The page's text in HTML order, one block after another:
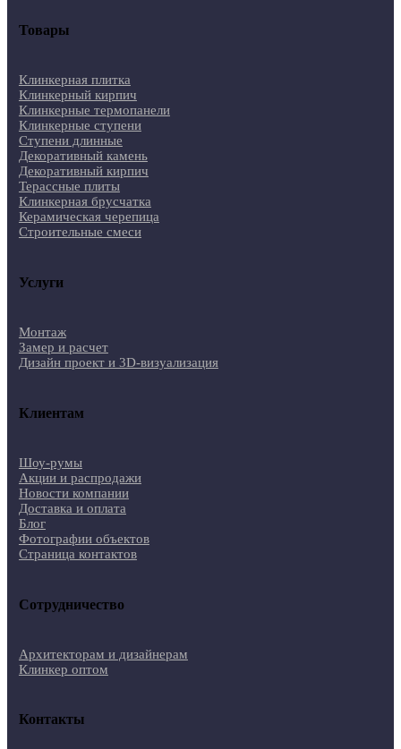
Товары
Клинкерная плитка
Клинкерный кирпич
Клинкерные термопанели
Клинкерные ступени
Ступени длинные
Декоративный камень
Декоративный кирпич
Терассные плиты
Клинкерная брусчатка
Керамическая черепица
Строительные смеси
Услуги
Монтаж
Замер и расчет
Дизайн проект и 3D-визуализация
Клиентам
Шоу-румы
Акции и распродажи
Новости компании
Доставка и оплата
Блог
Фотографии объектов
Страница контактов
Сотрудничество
Архитекторам и дизайнерам
Клинкер оптом
Контакты